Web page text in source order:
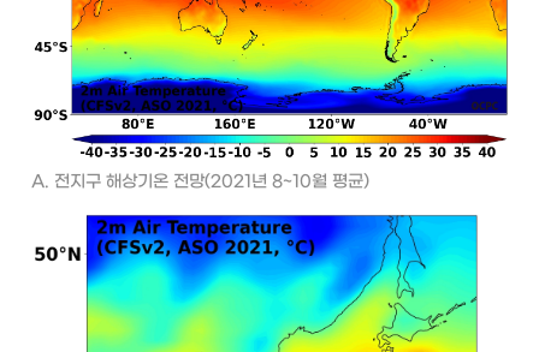
A. 전지구 해상기온 전망(2021년 8~10월 평균)